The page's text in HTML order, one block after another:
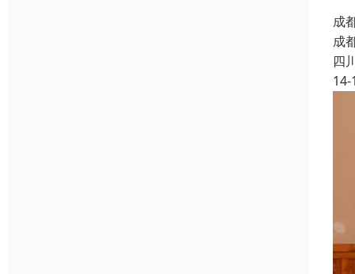
成
成
四
14-